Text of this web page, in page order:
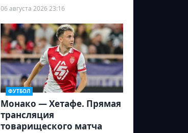
06 августа 2026 23:16
ФУТБОЛ
Монако — Хетафе. Прямая
трансляция
товарищеского матча